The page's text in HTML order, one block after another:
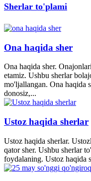
Sherlar to'plami
Ona haqida sher
Ona haqida sher.
etamiz. Ushbu sherlar
mo'ljallangan. Ona haqida
donosiz,...
Ustoz haqida sherlar
Ustoz haqida sherlar.
qator sher. Ushbu sherlar
foydalaning. Ustoz haqida